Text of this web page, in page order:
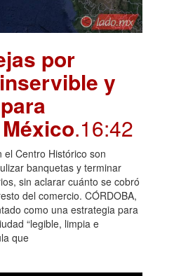
por
y
.16:42
el Centro Histórico son
banquetas y terminar
sin aclarar cuánto se cobró
del comercio. CÓRDOBA,
como una estrategia para
“legible, limpia e
que